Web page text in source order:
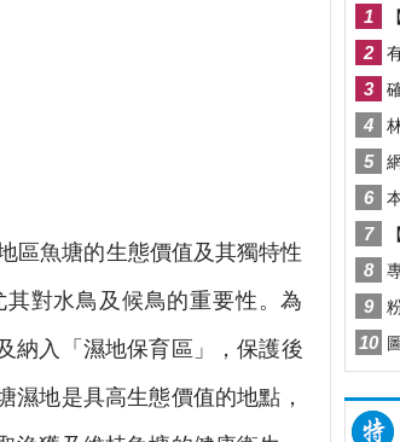
區魚塘的生態價值及其獨特性
對水鳥及候鳥的重要性。為
納入「濕地保育區」，保護後
濕地是具高生態價值的地點，